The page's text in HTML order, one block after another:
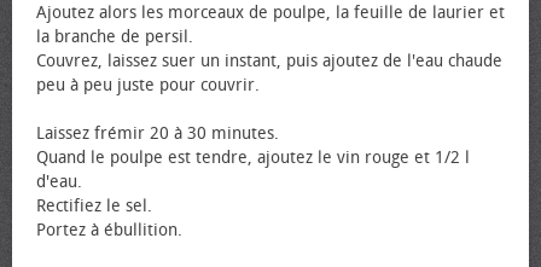
Ajoutez alors les morceaux de poulpe, la feuille de laurier et
la branche de persil.
Couvrez, laissez suer un instant, puis ajoutez de l'eau chaude
peu à peu juste pour couvrir.
Laissez frémir 20 à 30 minutes.
Quand le poulpe est tendre, ajoutez le vin rouge et 1/2 l
d'eau.
Rectifiez le sel.
Portez à ébullition.